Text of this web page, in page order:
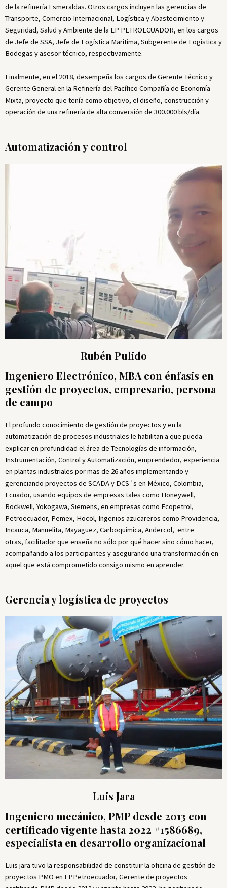
de la refinería Esmeraldas. Otros cargos incluyen las gerencias de
Transporte, Comercio Internacional, Logística y Abastecimiento y
Seguridad, Salud y Ambiente de la EP PETROECUADOR, en los cargos
de Jefe de SSA, Jefe de Logística Marítima, Subgerente de Logística y
Bodegas y asesor técnico, respectivamente.
Finalmente, en el 2018, desempeña los cargos de Gerente Técnico y
Gerente General en la Refinería del Pacífico Compañía de Economía
Mixta, proyecto que tenía como objetivo, el diseño, construcción y
operación de una refinería de alta conversión de 300.000 bls/día.
Automatización y control
Rubén Pulido
Ingeniero Electrónico, MBA con énfasis en
gestión de proyectos, empresario, persona
de campo
El profundo conocimiento de gestión de proyectos y en la
automatización de procesos industriales le habilitan a que pueda
explicar en profundidad el área de Tecnologías de información,
Instrumentación, Control y Automatización, emprendedor, experiencia
en plantas industriales por mas de 26 años implementando y
gerenciando proyectos de SCADA y DCS´s en México, Colombia,
Ecuador, usando equipos de empresas tales como Honeywell,
Rockwell, Yokogawa, Siemens, en empresas como Ecopetrol,
Petroecuador, Pemex, Hocol, Ingenios azucareros como Providencia,
Incauca, Manuelita, Mayaguez, Carboquímica, Andercol, entre
otras, facilitador que enseña no sólo por qué hacer sino cómo hacer,
acompañando a los participantes y asegurando una transformación en
aquel que está comprometido consigo mismo en aprender.
Gerencia y logística de proyectos
Luis Jara
Ingeniero mecánico, PMP desde 2013 con
certificado vigente hasta 2022 #1586689,
especialista en desarrollo organizacional
Luis jara tuvo la responsabilidad de constituir la oficina de gestión de
proyectos PMO en EPPetroecuador, Gerente de proyectos